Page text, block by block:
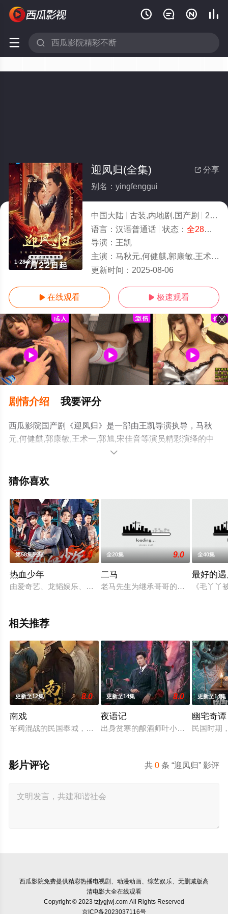
   
 
1-28全集/大结局
 分享
迎凤归(全集)
别名：yingfenggui
中国大陆 古装,内地剧,国产剧
2025
语言： 汉语普通话 状态： 全28集
导演： 王凯
主演： 马秋元,何健麒,郭康敏,王术一,郭旭,宋佳音
更新时间： 2025-08-06
 在线观看  极速观看
剧情介绍 我要评分
西瓜影院国产剧《迎凤归》是一部由王凯导演执导，马秋
元,何健麒,郭康敏,王术一,郭旭,宋佳音等演员精彩演绎的中
国大陆电视剧，大结局剧情已揭晓（1-28全集），手机免
电视剧提前免费观看，更多剧情信息可移步至豆瓣电视

猜你喜欢
第58集完结 1.0
热血少年
由爱奇艺、龙韬娱乐、灵河文化联合出品，白一骢、李莅樱担
全20集 9.0
二马
老马先生为继承哥哥的遗产，一家小
全40集
最好的
《毛丫丫
相关推荐
更新至12集 8.0
南戏
军阀混战的民国奉城，玉佛头离奇失窃，戏班主横尸戏台，将
更新至14集 8.0
夜语记
出身贫寒的酿酒师叶小唯遭遇爱人程
更新至14集
幽宅奇谭
民国时期
共0 条 “迎凤归” 影评
影片评论
西瓜影院免费提供精彩热播电视剧、动漫动画、综艺娱乐、无删减版高
清电影大全在线观看
Copyright © 2023 tzjygjwj.com All Rights Reserved
京ICP备2023037116号